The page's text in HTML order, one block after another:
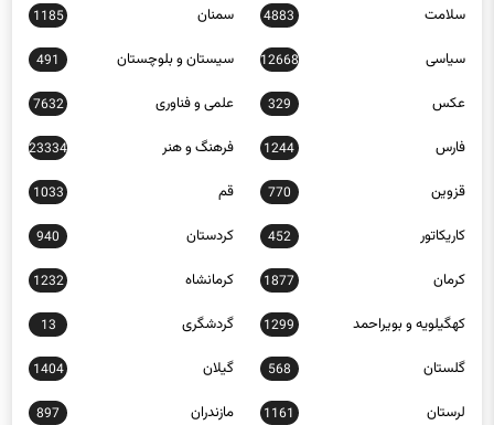
سلامت 4883 سمنان 1185
سیاسی 12668 سیستان و بلوچستان 491
عکس 329 علمی و فناوری 7632
فارس 1244 فرهنگ و هنر 23334
قزوین 770 قم 1033
کاریکاتور 452 کردستان 940
کرمان 1877 کرمانشاه 1232
کهگیلویه و بویراحمد 1299 گردشگری 13
گلستان 568 گیلان 1404
لرستان 1161 مازندران 897